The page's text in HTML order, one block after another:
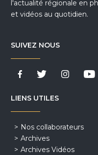
l'actualité régionale en
et vidéos au quotidien.
SUIVEZ NOUS
LIENS UTILES
Nos collaborateurs
Archives
Archives Vidéos